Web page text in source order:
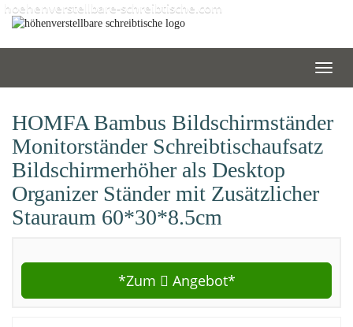
Skip
hoehenverstellbare-schreibtische.com
HOMFA Bambus Bildschirmständer
Monitorständer Schreibtischaufsatz
Bildschirmerhöher als Desktop
Organizer Ständer mit Zusätzlicher
Stauraum 60*30*8.5cm
*Zum Angebot*